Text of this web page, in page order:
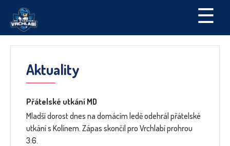
☰
Aktuality
Přátelské utkání MD
Mladší dorost dnes na domácím ledě odehrál přátelské
utkání s Kolínem. Zápas skončil pro Vrchlabí prohrou
3:6.